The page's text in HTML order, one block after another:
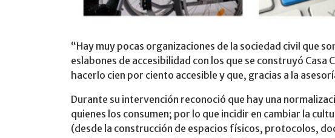
“Hay muy pocas organizaciones de la sociedad civil que
eslabones de accesibilidad con los que se construyó
hacerlo cien por ciento accesible y que, gracias a la
Durante su intervención reconoció que hay una
quienes los consumen; por lo que incidir en cambiar la
(desde la construcción de espacios físicos, protocolos,